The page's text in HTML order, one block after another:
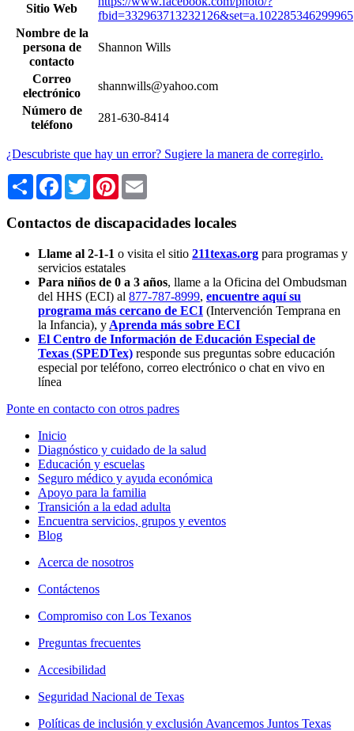
Sitio Web
fbid=332963713232126&set=a.102285346299965
Nombre de la
persona de
contacto
Shannon Wills
Correo
electrónico
shannwills@yahoo.com
Número de
teléfono
281-630-8414
¿Descubriste que hay un error? Sugiere la manera de corregirlo.
Share Facebook
TwitterPinterest
Contactos de discapacidades locales
Llame al 2-1-1 o visita el sitio 211texas.org para programas y
servicios estatales
Para niños de 0 a 3 años, llame a la Oficina del Ombudsman
del HHS (ECI) al 877-787-8999, encuentre aquí su
programa más cercano de ECI (Intervención Temprana en
la Infancia), y Aprenda más sobre ECI
El Centro de Información de Educación Especial de
Texas (SPEDTex) responde sus preguntas sobre educación
especial por teléfono, correo electrónico o chat en vivo en
línea
Ponte en contacto con otros padres
Inicio
Diagnóstico y cuidado de la salud
Educación y escuelas
Seguro médico y ayuda económica
Apoyo para la familia
Transición a la edad adulta
Encuentra servicios, grupos y eventos
Blog
Acerca de nosotros
Contáctenos
Compromiso con Los Texanos
Preguntas frecuentes
Accesibilidad
Seguridad Nacional de Texas
Políticas de inclusión y exclusión Avancemos Juntos Texas